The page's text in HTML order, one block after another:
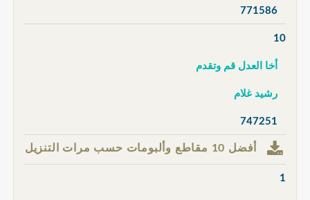
771586
10
أخا العدل قم وتقدم
رشيد غلام
747251
أفضل 10 مقاطع وألبومات حسب مرات التنزيل
1